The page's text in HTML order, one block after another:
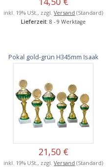
inkl. 19% USt., zzgl.Versand (Standard)
Lieferzeit: 8 - 9 Werktage
Pokal gold-grün H345mm Isaak
21,50 €
inkl. 19% USt., zzgl.Versand (Standard)